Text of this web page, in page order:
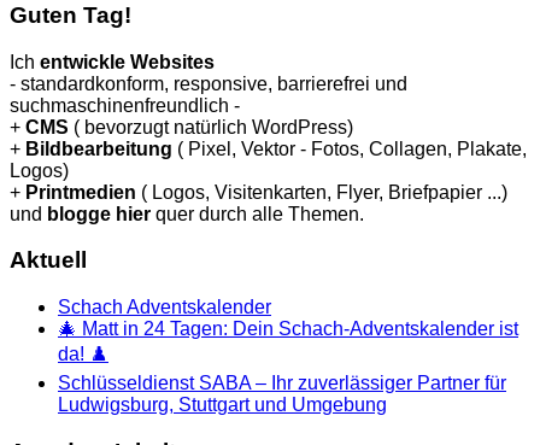
Guten Tag!
Ich entwickle Websites
- standardkonform, responsive, barrierefrei und
suchmaschinenfreundlich -
+ CMS ( bevorzugt natürlich WordPress)
+ Bildbearbeitung ( Pixel, Vektor - Fotos, Collagen, Plakate,
Logos)
+ Printmedien ( Logos, Visitenkarten, Flyer, Briefpapier ...)
und blogge hier quer durch alle Themen.
Aktuell
Schach Adventskalender
🎄 Matt in 24 Tagen: Dein Schach-Adventskalender ist
da! ♟️
Schlüsseldienst SABA – Ihr zuverlässiger Partner für
Ludwigsburg, Stuttgart und Umgebung